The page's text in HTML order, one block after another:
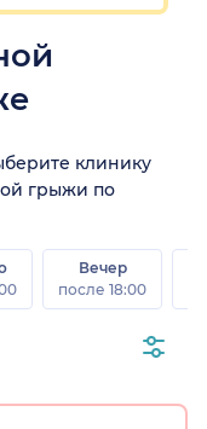
клинику
грыжи по
Вечер
после 18:00